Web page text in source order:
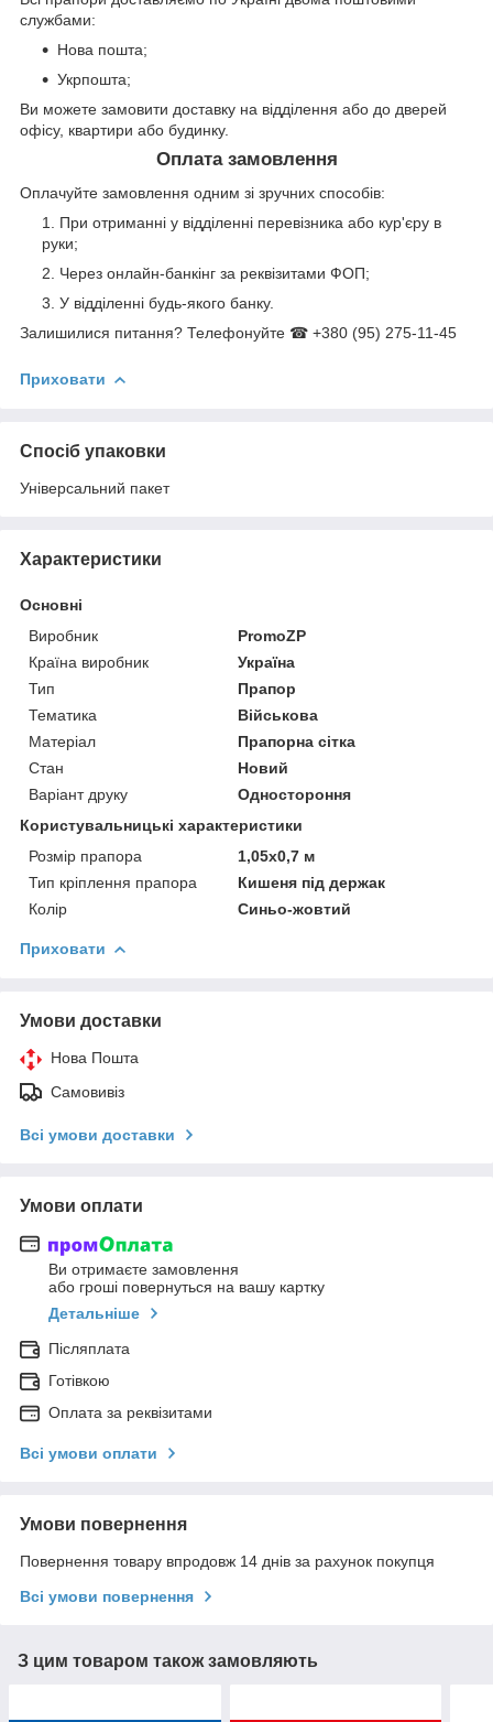
службами:
Нова пошта;
Укрпошта;
Ви можете замовити доставку на відділення або до дверей
офісу, квартири або будинку.
Оплата замовлення
Оплачуйте замовлення одним зі зручних способів:
При отриманні у відділенні перевізника або кур'єру в
руки;
Через онлайн-банкінг за реквізитами ФОП;
У відділенні будь-якого банку.
Залишилися питання? Телефонуйте ☎ +380 (95) 275-11-45
Приховати
Спосіб упаковки
Універсальний пакет
Характеристики
Основні
Виробник
PromoZP
Країна виробник
Україна
Тип
Прапор
Тематика
Військова
Матеріал
Прапорна сітка
Стан
Новий
Варіант друку
Одностороння
Користувальницькі характеристики
Розмір прапора
1,05х0,7 м
Тип кріплення прапора
Кишеня під держак
Колір
Синьо-жовтий
Приховати
Умови доставки
Нова Пошта
Самовивіз
Всі умови доставки
Умови оплати
Ви отримаєте замовлення
або гроші повернуться на вашу картку
Детальніше
Післяплата
Готівкою
Оплата за реквізитами
Всі умови оплати
Умови повернення
Повернення товару впродовж 14 днів за рахунок покупця
Всі умови повернення
З цим товаром також замовляють